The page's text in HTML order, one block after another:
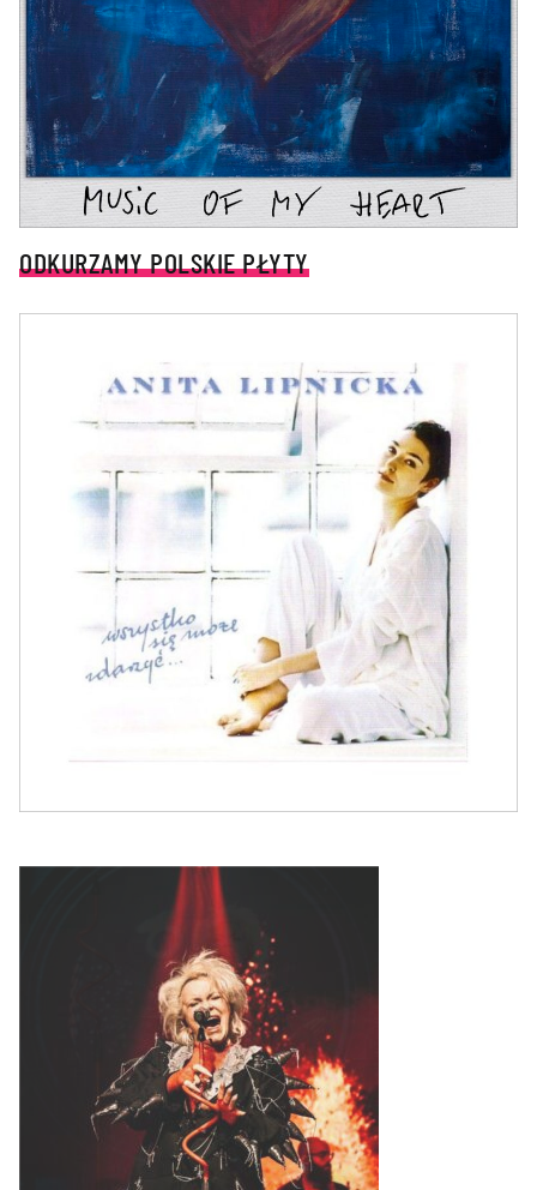
ODKURZAMY POLSKIE PŁYTY